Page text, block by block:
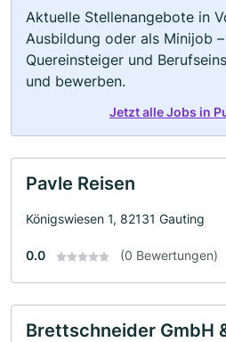
Aktuelle Stellenangebote in
Ausbildung oder als Minijob
Quereinsteiger und
und bewerben.
Jetzt alle Jobs in
Pavle Reisen
Königswiesen 1, 82131 Gauting
0.0 (0 Bewertungen)
Brettschneider GmbH